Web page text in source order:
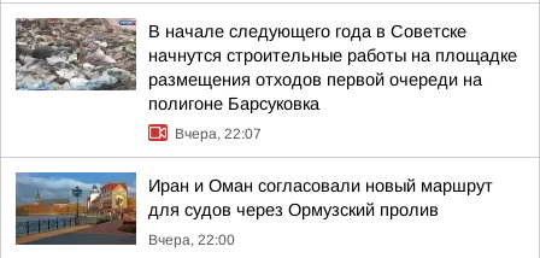
В начале следующего года в Советске
начнутся строительные работы на площадке
размещения отходов первой очереди на
полигоне Барсуковка
Вчера, 22:07
Иран и Оман согласовали новый маршрут
для судов через Ормузский пролив
Вчера, 22:00